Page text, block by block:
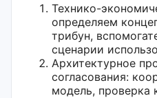
Технико-
определяем
трибун,
сценарии
Архитектурное
согласования:
модель, проверка